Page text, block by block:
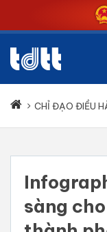
CHỈ ĐẠO ĐIỀU
sàng